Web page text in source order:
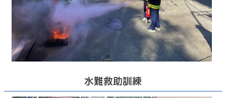
水難救助訓練